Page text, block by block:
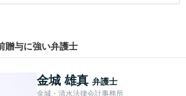
贈与に強い弁護士
金城 雄真 弁護士
金城・清水法律会計事務所